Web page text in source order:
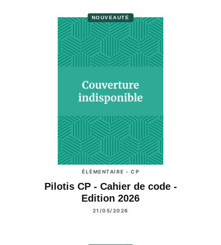
NOUVEAUTÉ
ÉLÉMENTAIRE - CP
Pilotis CP - Cahier de code -
Edition 2026
21/05/2026